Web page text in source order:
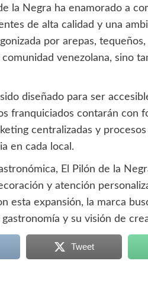
la Negra ha enamorado a
de alta calidad y una
por arepas,
venezolana, sino
diseñado para ser
franquiciados contarán con
centralizadas y
en cada local.
El Pilón de la
y atención
esta expansión, la marca
y su visión de
Tweet